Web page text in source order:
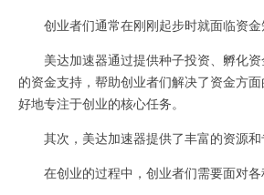
创业者们通常在刚刚起步时就面临资金
美达加速器通过提供种子投资、孵化资
的资金支持，帮助创业者们解决了资金方
好地专注于创业的核心任务。
其次，美达加速器提供了丰富的资源和
在创业的过程中，创业者们需要面对各